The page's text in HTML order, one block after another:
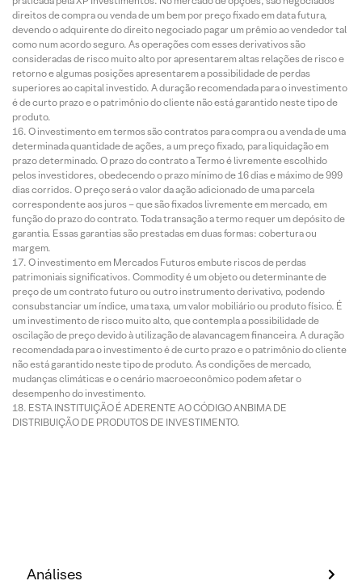
direitos de compra ou venda de um bem por preço fixado em data futura,
devendo o adquirente do direito negociado pagar um prêmio ao vendedor tal
como num acordo seguro. As operações com esses derivativos são
consideradas de risco muito alto por apresentarem altas relações de risco e
retorno e algumas posições apresentarem a possibilidade de perdas
superiores ao capital investido. A duração recomendada para o investimento
é de curto prazo e o patrimônio do cliente não está garantido neste tipo de
produto.
O investimento em termos são contratos para compra ou a venda de uma
determinada quantidade de ações, a um preço fixado, para liquidação em
prazo determinado. O prazo do contrato a Termo é livremente escolhido
pelos investidores, obedecendo o prazo mínimo de 16 dias e máximo de 999
dias corridos. O preço será o valor da ação adicionado de uma parcela
correspondente aos juros – que são fixados livremente em mercado, em
função do prazo do contrato. Toda transação a termo requer um depósito de
garantia. Essas garantias são prestadas em duas formas: cobertura ou
margem.
O investimento em Mercados Futuros embute riscos de perdas
patrimoniais significativos. Commodity é um objeto ou determinante de
preço de um contrato futuro ou outro instrumento derivativo, podendo
consubstanciar um índice, uma taxa, um valor mobiliário ou produto físico. É
um investimento de risco muito alto, que contempla a possibilidade de
oscilação de preço devido à utilização de alavancagem financeira. A duração
recomendada para o investimento é de curto prazo e o patrimônio do cliente
não está garantido neste tipo de produto. As condições de mercado,
mudanças climáticas e o cenário macroeconômico podem afetar o
desempenho do investimento.
ESTA INSTITUIÇÃO É ADERENTE AO CÓDIGO ANBIMA DE
DISTRIBUIÇÃO DE PRODUTOS DE INVESTIMENTO.
Análises